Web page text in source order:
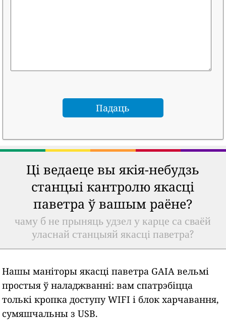
Ці ведаеце вы якія-небудзь
станцыі кантролю якасці
паветра ў вашым раёне?
чаму б не прыняць удзел у карце са сваёй
уласнай станцыяй якасці паветра?
Нашы маніторы якасці паветра GAIA вельмі
простыя ў наладжванні: вам спатрэбіцца
толькі кропка доступу WIFI і блок харчавання,
сумяшчальны з USB.